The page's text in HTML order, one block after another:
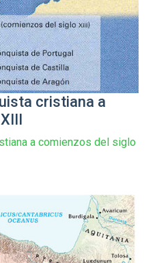
cristiana a
a comienzos del siglo